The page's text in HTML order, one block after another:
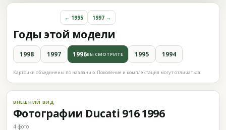
Годы этой модели
← 1995 1997 →
1998 1997 1996ВЫ СМОТРИТЕ 1995 1994
Карточки объединены по названию. Поколение и комплектация могут отличаться.
ВНЕШНИЙ ВИД
Фотографии Ducati 916 1996
4 фото